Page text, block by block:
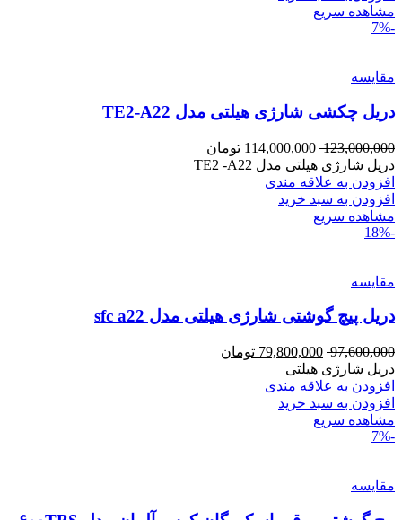
مشاهده سریع
-7%
مقایسه
دریل چکشی شارژی هیلتی مدل TE2-A22
123,000,000
114,000,000 تومان
دریل شارژی هیلتی مدل TE2 -A22
افزودن به علاقه مندی
افزودن به سبد خرید
مشاهده سریع
-18%
مقایسه
دریل پیچ گوشتی شارژی هیلتی مدل sfc a22
97,600,000
79,800,000 تومان
دریل شارژی هیلتی
افزودن به علاقه مندی
افزودن به سبد خرید
مشاهده سریع
-7%
مقایسه